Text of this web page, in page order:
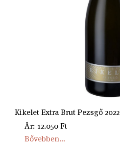
Kikelet Extra Brut Pezsgő 2022
Ár: 12.050 Ft
Bővebben...